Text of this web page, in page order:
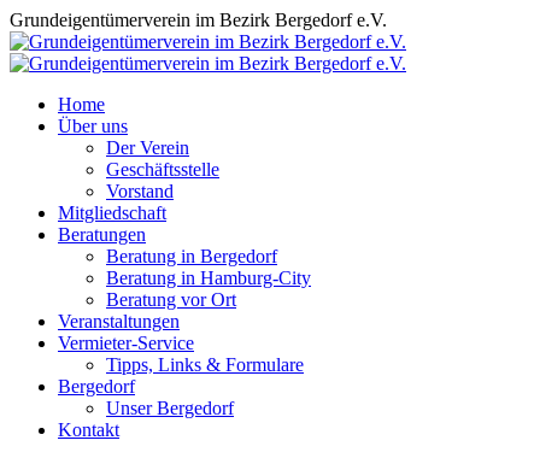
Zum
Inhalt
springen
Grundeigentümerverein im Bezirk Bergedorf e.V.
Home
Über uns
Der Verein
Geschäftsstelle
Vorstand
Mitgliedschaft
Beratungen
Beratung in Bergedorf
Beratung in Hamburg-City
Beratung vor Ort
Veranstaltungen
Vermieter-Service
Tipps, Links & Formulare
Bergedorf
Unser Bergedorf
Kontakt